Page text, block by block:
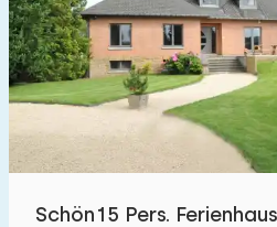
Schön15 Pers.